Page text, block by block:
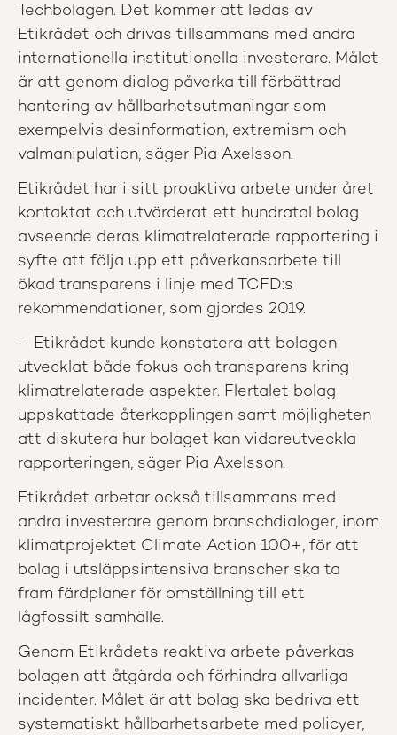
Techbolagen. Det kommer att ledas av
Etikrådet och drivas tillsammans med andra
internationella institutionella investerare. Målet
är att genom dialog påverka till förbättrad
hantering av hållbarhetsutmaningar som
exempelvis desinformation, extremism och
valmanipulation, säger Pia Axelsson.
Etikrådet har i sitt proaktiva arbete under året
kontaktat och utvärderat ett hundratal bolag
avseende deras klimatrelaterade rapportering i
syfte att följa upp ett påverkansarbete till
ökad transparens i linje med TCFD:s
rekommendationer, som gjordes 2019.
– Etikrådet kunde konstatera att bolagen
utvecklat både fokus och transparens kring
klimatrelaterade aspekter. Flertalet bolag
uppskattade återkopplingen samt möjligheten
att diskutera hur bolaget kan vidareutveckla
rapporteringen, säger Pia Axelsson.
Etikrådet arbetar också tillsammans med
andra investerare genom branschdialoger, inom
klimatprojektet Climate Action 100+, för att
bolag i utsläppsintensiva branscher ska ta
fram färdplaner för omställning till ett
lågfossilt samhälle.
Genom Etikrådets reaktiva arbete påverkas
bolagen att åtgärda och förhindra allvarliga
incidenter. Målet är att bolag ska bedriva ett
systematiskt hållbarhetsarbete med policyer,